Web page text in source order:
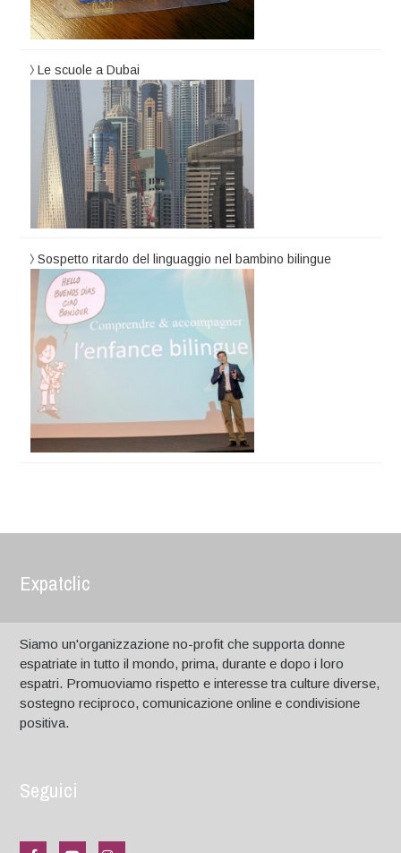
Le scuole a Dubai
Sospetto ritardo del linguaggio nel bambino bilingue
Expatclic
Siamo un'organizzazione no-profit che supporta donne
espatriate in tutto il mondo, prima, durante e dopo i loro
espatri. Promuoviamo rispetto e interesse tra culture diverse,
sostegno reciproco, comunicazione online e condivisione
positiva.
Seguici